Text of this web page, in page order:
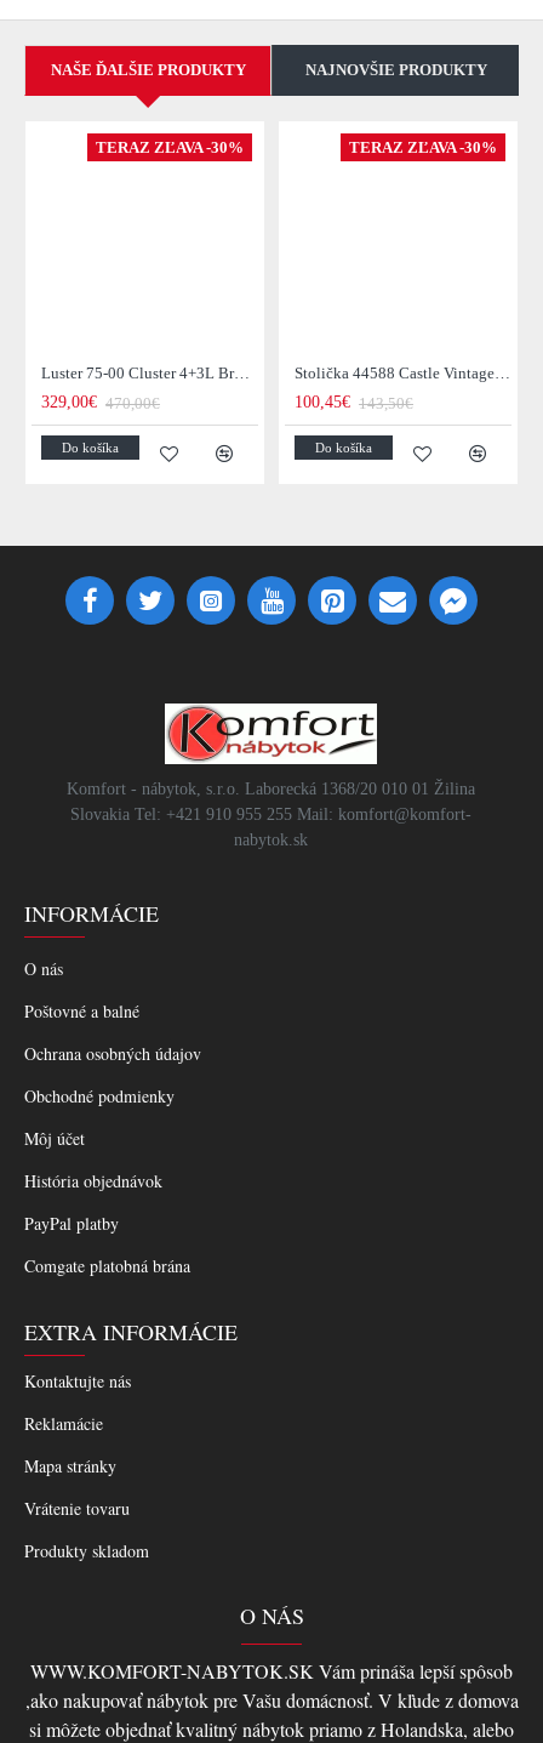
NAŠE ĎALŠIE PRODUKTY NAJNOVŠIE PRODUKTY
TERAZ ZĽAVA -30%
Luster 75-00 Cluster 4+3L Brown + Jantar Glass
329,00€ 470,00€
Do košíka
TERAZ ZĽAVA -30%
Stolička 44588 Castle Vintage Black
100,45€ 143,50€
Do košíka
Komfort - nábytok, s.r.o. Laborecká 1368/20 010 01 Žilina
Slovakia Tel: +421 910 955 255 Mail: komfort@komfort-
nabytok.sk
INFORMÁCIE
O nás
Poštovné a balné
Ochrana osobných údajov
Obchodné podmienky
Môj účet
História objednávok
PayPal platby
Comgate platobná brána
EXTRA INFORMÁCIE
Kontaktujte nás
Reklamácie
Mapa stránky
Vrátenie tovaru
Produkty skladom
O NÁS
WWW.KOMFORT-NABYTOK.SK Vám prináša lepší spôsob
,ako nakupovať nábytok pre Vašu domácnosť. V kľude z domova
si môžete objednať kvalitný nábytok priamo z Holandska, alebo